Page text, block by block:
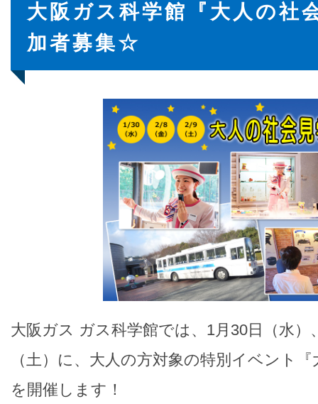
大阪ガス科学館『大人の社
加者募集☆
大阪ガス ガス科学館では、1月30日（水）
（土）に、大人の方対象の特別イベント
を開催します！